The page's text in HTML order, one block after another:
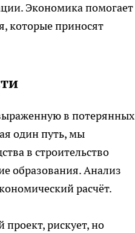
Экономика помогает
которые приносят
в потерянных
один путь, мы
в строительство
образования. Анализ
расчёт.
рискует, но